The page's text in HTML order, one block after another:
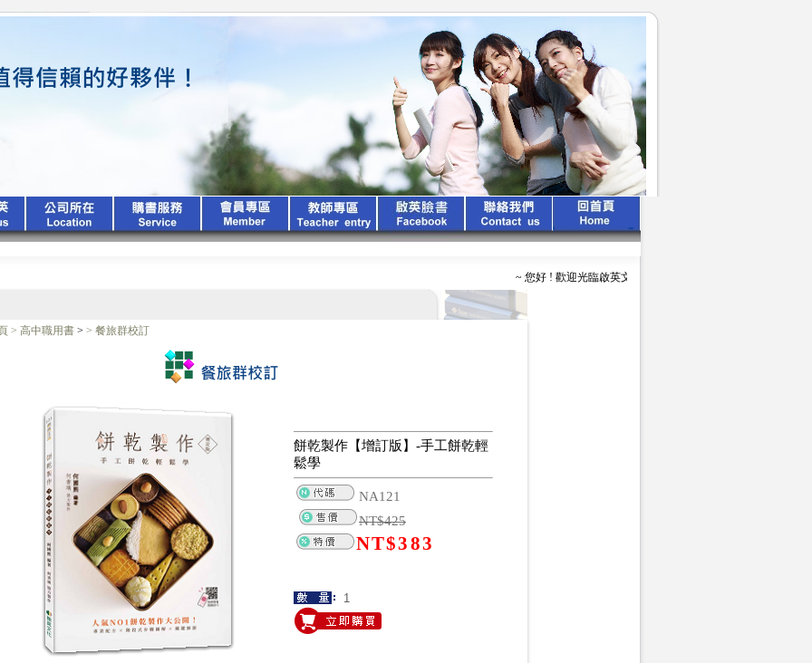
~ 您好 ! 歡迎光臨啟英文化公司 ~ ~ ~ 啟英出版 、 專業領
> 高中職用書 > > 餐旅群校訂
餅乾製作【增訂版】-手工餅乾輕
鬆學
NA121
NT$425
NT$383